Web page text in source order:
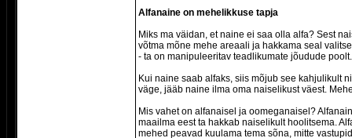
Alfanaine on mehelikkuse tapja
Miks ma väidan, et naine ei saa olla alfa? Sest
võtma mõne mehe areaali ja hakkama seal
- ta on manipuleeritav teadlikumate jõudude poolt.
Kui naine saab alfaks, siis mõjub see kahjulikult
väge, jääb naine ilma oma naiselikust väest.
Mis vahet on alfanaisel ja oomeganaisel?
maailma eest ta hakkab naiselikult hoolitsema.
mehed peavad kuulama tema sõna, mitte